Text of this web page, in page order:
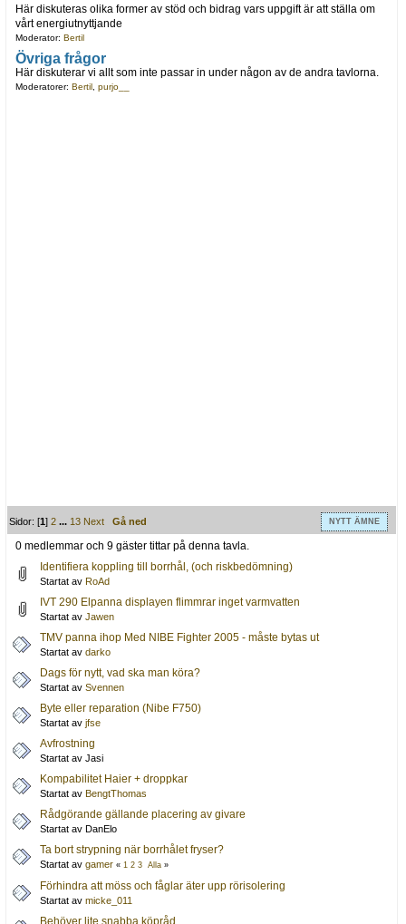
Här diskuteras olika former av stöd och bidrag vars uppgift är att ställa om
vårt energiutnyttjande
Moderator: Bertil
Övriga frågor
Här diskuterar vi allt som inte passar in under någon av de andra tavlorna.
Moderatorer: Bertil, purjo__
Sidor: [1]2 ... 13 Next Gå ned NYTT ÄMNE
0 medlemmar och 9 gäster tittar på denna tavla.
Identifiera koppling till borrhål, (och riskbedömning)
Startat av RoAd
IVT 290 Elpanna displayen flimmrar inget varmvatten
Startat av Jawen
TMV panna ihop Med NIBE Fighter 2005 - måste bytas ut
Startat av darko
Dags för nytt, vad ska man köra?
Startat av Svennen
Byte eller reparation (Nibe F750)
Startat av jfse
Avfrostning
Startat av Jasi
Kompabilitet Haier + droppkar
Startat av BengtThomas
Rådgörande gällande placering av givare
Startat av DanElo
Ta bort strypning när borrhålet fryser?
Startat av gamer « 1 2 3 Alla »
Förhindra att möss och fåglar äter upp rörisolering
Startat av micke_011
Behöver lite snabba köpråd.